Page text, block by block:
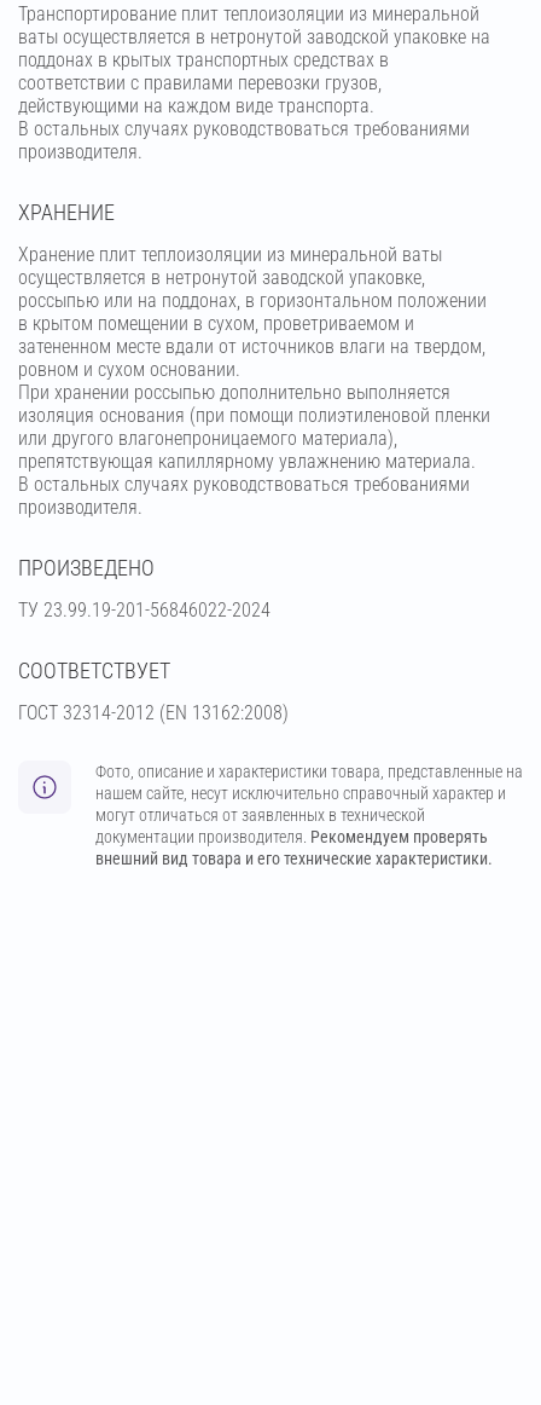
Транспортирование плит теплоизоляции из минеральной
ваты осуществляется в нетронутой заводской упаковке на
поддонах в крытых транспортных средствах в
соответствии с правилами перевозки грузов,
действующими на каждом виде транспорта.
В остальных случаях руководствоваться требованиями
производителя.
ХРАНЕНИЕ
Хранение плит теплоизоляции из минеральной ваты
осуществляется в нетронутой заводской упаковке,
россыпью или на поддонах, в горизонтальном положении
в крытом помещении в сухом, проветриваемом и
затененном месте вдали от источников влаги на твердом,
ровном и сухом основании.
При хранении россыпью дополнительно выполняется
изоляция основания (при помощи полиэтиленовой пленки
или другого влагонепроницаемого материала),
препятствующая капиллярному увлажнению материала.
В остальных случаях руководствоваться требованиями
производителя.
ПРОИЗВЕДЕНО
ТУ 23.99.19-201-56846022-2024
СООТВЕТСТВУЕТ
ГОСТ 32314-2012 (ЕN 13162:2008)
Фото, описание и характеристики товара, представленные на
нашем сайте, несут исключительно справочный характер и
могут отличаться от заявленных в технической
документации производителя. Рекомендуем проверять
внешний вид товара и его технические характеристики.